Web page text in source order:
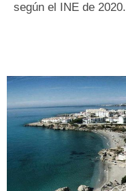
según el INE de 2020.